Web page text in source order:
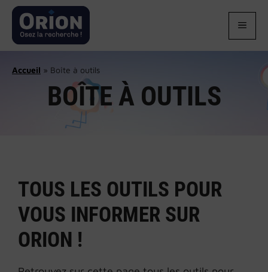
Aller
contenu
Accueil » Boîte à outils
BOÎTE À OUTILS
TOUS LES OUTILS POUR
VOUS INFORMER SUR
ORION !